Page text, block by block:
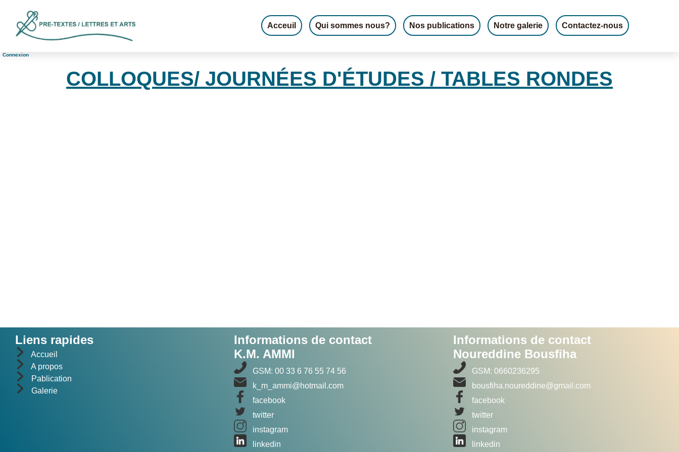
Acceuil Qui sommes nous? Nos publications Notre galerie Contactez-nous
Connexion
COLLOQUES/ JOURNÉES D'ÉTUDES / TABLES RONDES
Liens rapides
Accueil
A propos
Pablication
Galerie
Informations de contact
K.M. AMMI
GSM: 00 33 6 76 55 74 56
k_m_ammi@hotmail.com
facebook
twitter
instagram
linkedin
Informations de contact
Noureddine Bousfiha
GSM: 0660236295
bousfiha.noureddine@gmail.com
facebook
twitter
instagram
linkedin